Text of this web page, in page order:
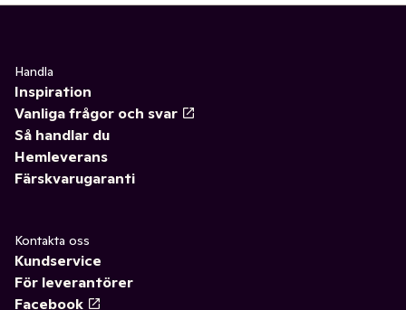
Handla
Inspiration
Vanliga frågor och svar
Så handlar du
Hemleverans
Färskvarugaranti
Kontakta oss
Kundservice
För leverantörer
Facebook